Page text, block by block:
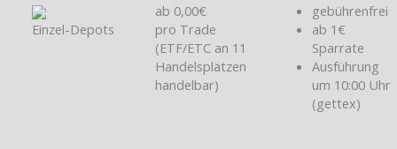
Einzel-Depots
ab 0,00€
pro Trade
(ETF/ETC an 11
Handelsplätzen
handelbar)
gebührenfrei
ab 1€
Sparrate
Ausführung
um 10:00 Uhr
(gettex)